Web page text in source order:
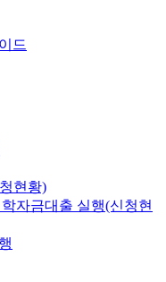
드
현황)
자금대출 실행(신청현